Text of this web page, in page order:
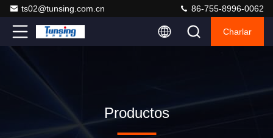
ts02@tunsing.com.cn 86-755-8996-0062
Charlar
Productos